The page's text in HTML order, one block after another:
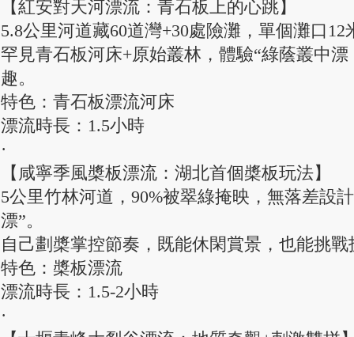
【紅安對天河漂流：青石板上的心跳】
5.8公里河道藏60道灣+30處險灘，單個灘口
罕見青石板河床+原始叢林，體驗“綠蔭叢中
趣。
特色：青石板漂流河床
漂流時長：1.5小時
·
【咸寧季風槳板漂流：湖北首個槳板玩法】
5公里竹林河道，90%被翠綠掩映，無落差設
漂”。
自己劃槳掌控節奏，既能休閑賞景，也能挑
特色：槳板漂流
漂流時長：1.5-2小時
·